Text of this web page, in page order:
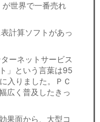
世界で一番売れ
計算ソフトがあっ
ーネットサービス
」という言葉は95
入りました。ＰＣ
広く普及したきっ
果面から、大型コ